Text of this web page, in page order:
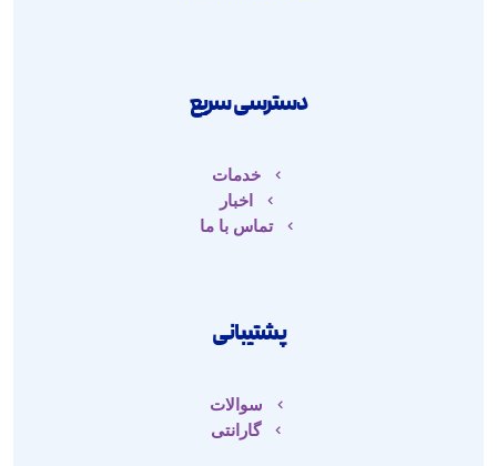
دسترسی سریع
خدمات
اخبار
تماس با ما
پشتیبانی
سوالات
گارانتی